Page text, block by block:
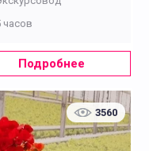
часов
Подробнее
3560